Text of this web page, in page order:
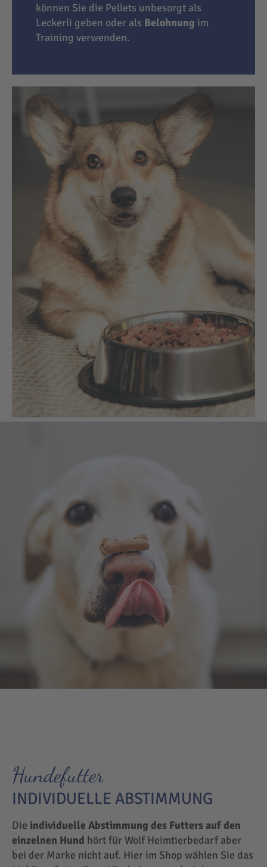
können Sie die Pellets unbesorgt als
Leckerli geben oder als Belohnung im
Training verwenden.
Hundefutter
INDIVIDUELLE ABSTIMMUNG
Die individuelle Abstimmung des Futters auf den
einzelnen Hund hört für Wolf Heimtierbedarf aber
bei der Marke nicht auf. Hier im Shop wählen Sie das